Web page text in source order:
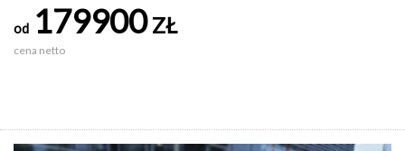
od 179900ZŁ
cena netto